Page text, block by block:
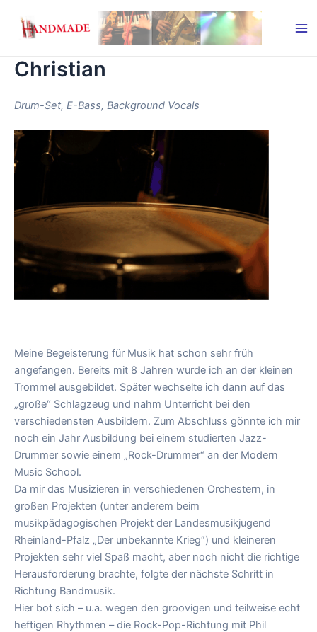
Inhalt
springen
Christian
Drum-Set, E-Bass, Background Vocals
Meine Begeisterung für Musik hat schon sehr früh
angefangen. Bereits mit 8 Jahren wurde ich an der kleinen
Trommel ausgebildet. Später wechselte ich dann auf das
„große“ Schlagzeug und nahm Unterricht bei den
verschiedensten Ausbildern. Zum Abschluss gönnte ich mir
noch ein Jahr Ausbildung bei einem studierten Jazz-
Drummer sowie einem „Rock-Drummer“ an der Modern
Music School.
Da mir das Musizieren in verschiedenen Orchestern, in
großen Projekten (unter anderem beim
musikpädagogischen Projekt der Landesmusikjugend
Rheinland-Pfalz „Der unbekannte Krieg“) und kleineren
Projekten sehr viel Spaß macht, aber noch nicht die richtige
Herausforderung brachte, folgte der nächste Schritt in
Richtung Bandmusik.
Hier bot sich – u.a. wegen den groovigen und teilweise echt
heftigen Rhythmen – die Rock-Pop-Richtung mit Phil